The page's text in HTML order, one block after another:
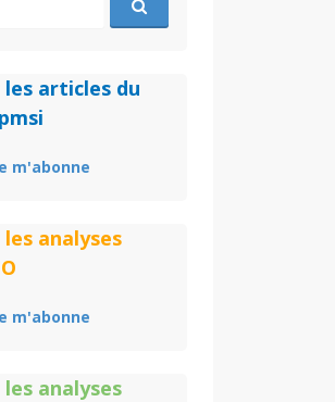
les articles du
m'abonne
analyses
m'abonne
analyses